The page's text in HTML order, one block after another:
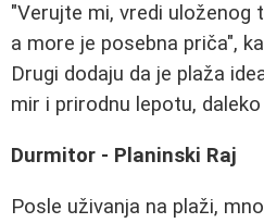
"Verujte mi, vredi uloženog
a more je posebna priča",
Drugi dodaju da je plaža
mir i prirodnu lepotu,
Durmitor - Planinski Raj
Posle uživanja na plaži,